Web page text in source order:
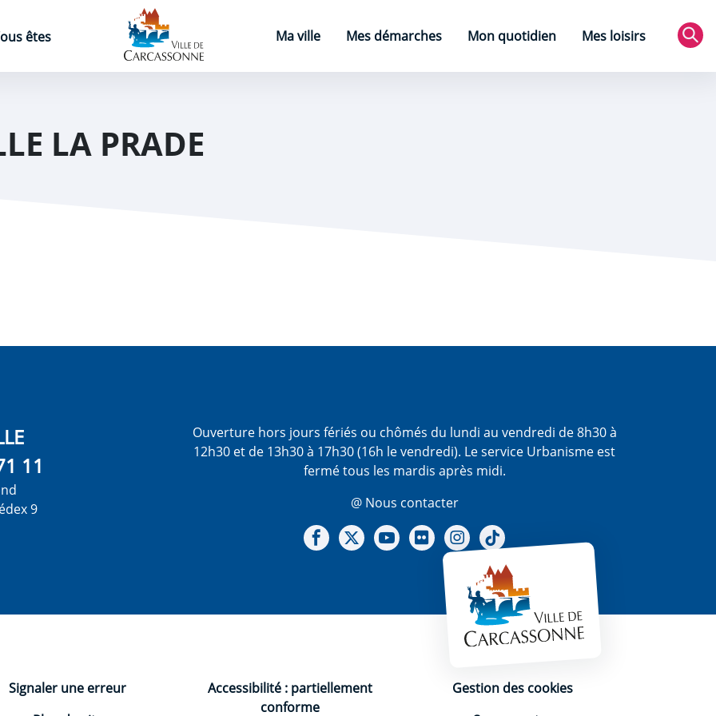
êtes
Page d'accueil
Ma ville
Mes démarches Mon quotidien
Mes loisirs
LA PRADE
11
9
Ouverture hors jours fériés ou chômés du lundi au vendredi de 8h30 à
12h30 et de 13h30 à 17h30 (16h le vendredi). Le service Urbanisme est
fermé tous les mardis après midi.
@ Nous contacter
Notre Facebook
Notre X - (twitter)
Notre chaine Youtube
Notre Gallerie sur Flickr
Notre Instagram
Signaler une erreur
Accessibilité : partiellement
conforme
Gestion des cookies